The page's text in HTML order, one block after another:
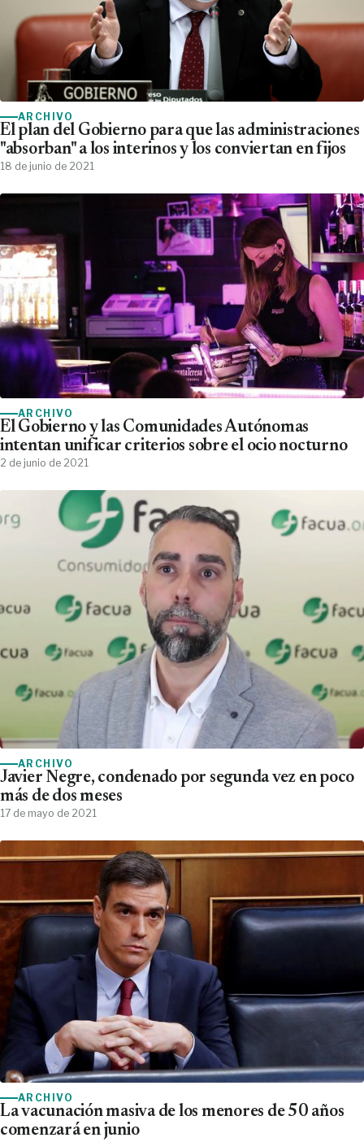
ARCHIVO
El plan del Gobierno para que las administraciones
"absorban" a los interinos y los conviertan en fijos
18 de junio de 2021
ARCHIVO
El Gobierno y las Comunidades Autónomas
intentan unificar criterios sobre el ocio nocturno
2 de junio de 2021
ARCHIVO
Javier Negre, condenado por segunda vez en poco
más de dos meses
17 de mayo de 2021
ARCHIVO
La vacunación masiva de los menores de 50 años
comenzará en junio